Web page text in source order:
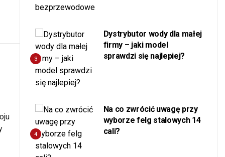
3
Dystrybutor wody dla małej
firmy – jaki model
sprawdzi się najlepiej?
4
Na co zwrócić uwagę przy
wyborze felg stalowych 14
cali?